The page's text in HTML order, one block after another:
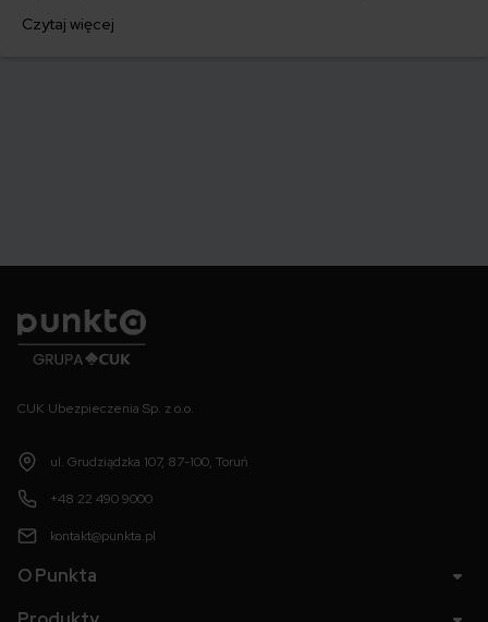
którym szybko załatwisz sprawy urzędowe i będziesz mógł prowadzić
Czytaj więcej
CUK Ubezpieczenia Sp. z o.o.
ul. Grudziądzka 107, 87-100, Toruń
+48 22 490 9000
kontakt@punkta.pl
O Punkta